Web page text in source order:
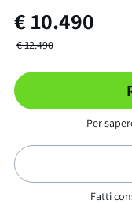
€10.490
€12.490
Per
Fatti